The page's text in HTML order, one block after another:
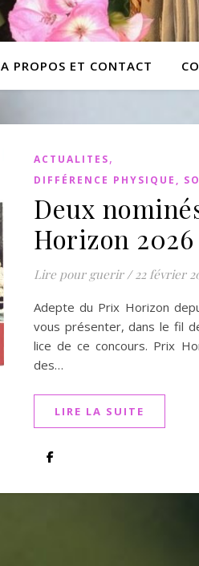
A PROPOS ET CONTACT
ACTUALITES,
DIFFÉRENCE PHYSIQUE,
Deux
Horizon 2026
Lire pour guerir / 22 février
Adepte du Prix Horizon
vous présenter, dans le fil
lice de ce concours. Prix
des…
LIRE LA SUITE